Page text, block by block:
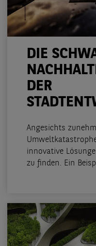
DIE
DER
Angesichts
innovative
zu finden. Ein